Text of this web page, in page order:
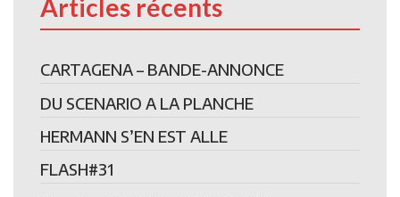
Articles récents
CARTAGENA – BANDE-ANNONCE
DU SCENARIO A LA PLANCHE
HERMANN S’EN EST ALLE
FLASH#31